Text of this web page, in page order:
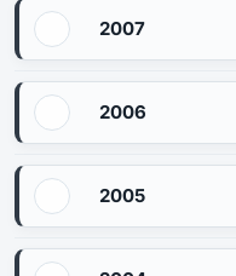
2007
2006
2005